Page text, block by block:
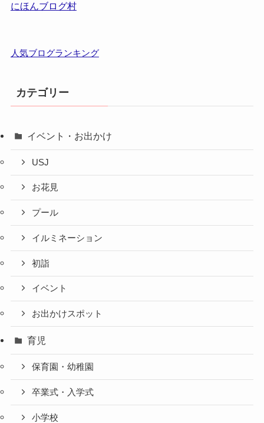
にほんブログ村
人気ブログランキング
カテゴリー
イベント・お出かけ
USJ
お花見
プール
イルミネーション
初詣
イベント
お出かけスポット
育児
保育園・幼稚園
卒業式・入学式
小学校